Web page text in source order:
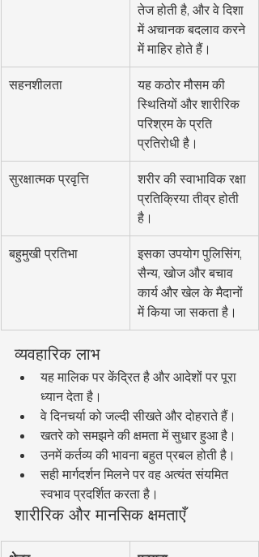
तेज होती है, और वे दिशा
में अचानक बदलाव करने
में माहिर होते हैं।
सहनशीलता
यह कठोर मौसम की
स्थितियों और शारीरिक
परिश्रम के प्रति
प्रतिरोधी है।
सुरक्षात्मक प्रवृत्ति
शरीर की स्वाभाविक रक्षा
प्रतिक्रिया तीव्र होती
है।
बहुमुखी प्रतिभा
इसका उपयोग पुलिसिंग,
सैन्य, खोज और बचाव
कार्य और खेल के मैदानों
में किया जा सकता है।
व्यवहारिक लाभ
यह मालिक पर केंद्रित है और आदेशों पर पूरा
ध्यान देता है।
वे दिनचर्या को जल्दी सीखते और दोहराते हैं।
खतरे को समझने की क्षमता में सुधार हुआ है।
उनमें कर्तव्य की भावना बहुत प्रबल होती है।
सही मार्गदर्शन मिलने पर वह अत्यंत संयमित
स्वभाव प्रदर्शित करता है।
शारीरिक और मानसिक क्षमताएँ